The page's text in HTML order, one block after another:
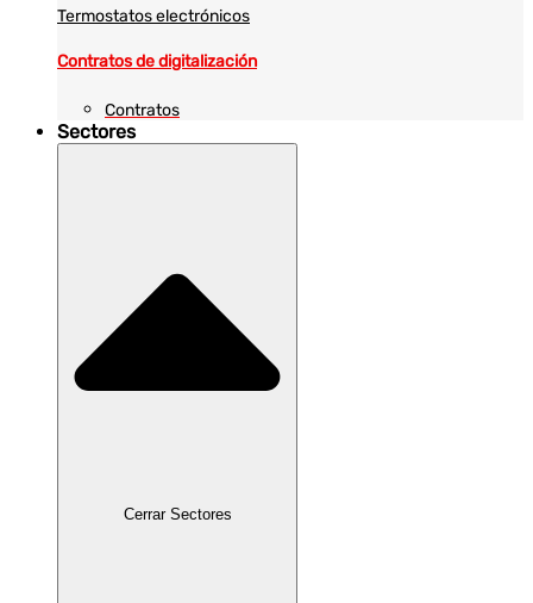
Termostatos electrónicos
Contratos de digitalización
Contratos
Sectores
Cerrar Sectores